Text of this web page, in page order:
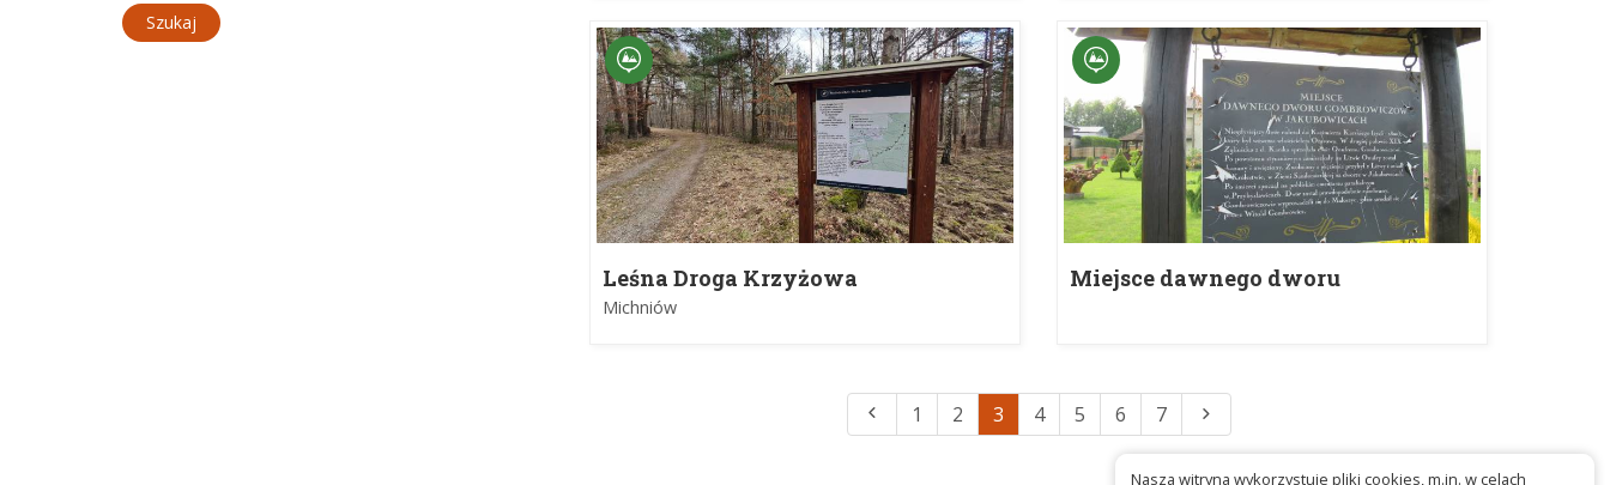
Leśna Droga Krzyżowa
Michniów
Miejsce dawnego dworu
Gombrowiczów w Przybysławicach
1 2 3 4 5 6 7
Nasza witryna wykorzystuje pliki cookies, m.in. w celach